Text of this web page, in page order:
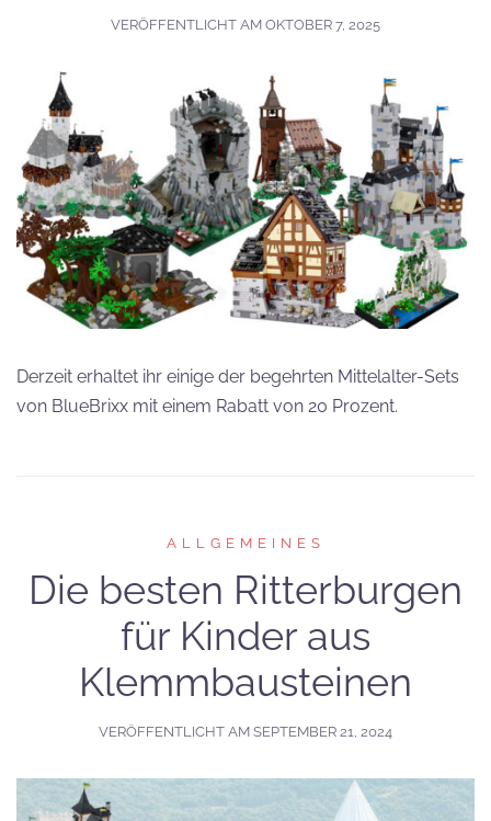
VERÖFFENTLICHT AM OKTOBER 7, 2025
Derzeit erhaltet ihr einige der begehrten Mittelalter-Sets
von BlueBrixx mit einem Rabatt von 20 Prozent.
ALLGEMEINES
Die besten Ritterburgen
für Kinder aus
Klemmbausteinen
VERÖFFENTLICHT AM SEPTEMBER 21, 2024